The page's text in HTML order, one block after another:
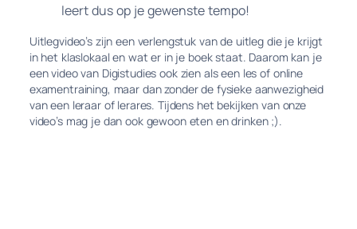
leert dus op je gewenste tempo!
Uitlegvideo’s zijn een verlengstuk van de uitleg die je krijgt
in het klaslokaal en wat er in je boek staat. Daarom kan je
een video van Digistudies ook zien als een les of online
examentraining, maar dan zonder de fysieke aanwezigheid
van een leraar of lerares. Tijdens het bekijken van onze
video’s mag je dan ook gewoon eten en drinken ;).